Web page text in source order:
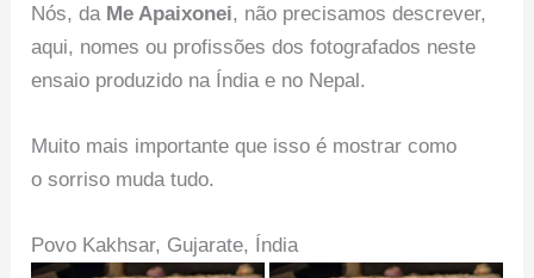
Nós, da Me Apaixonei, não precisamos descrever,
aqui, nomes ou profissões dos fotografados neste
ensaio produzido na Índia e no Nepal.
Muito mais importante que isso é mostrar como
o sorriso muda tudo.
Povo Kakhsar, Gujarate, Índia